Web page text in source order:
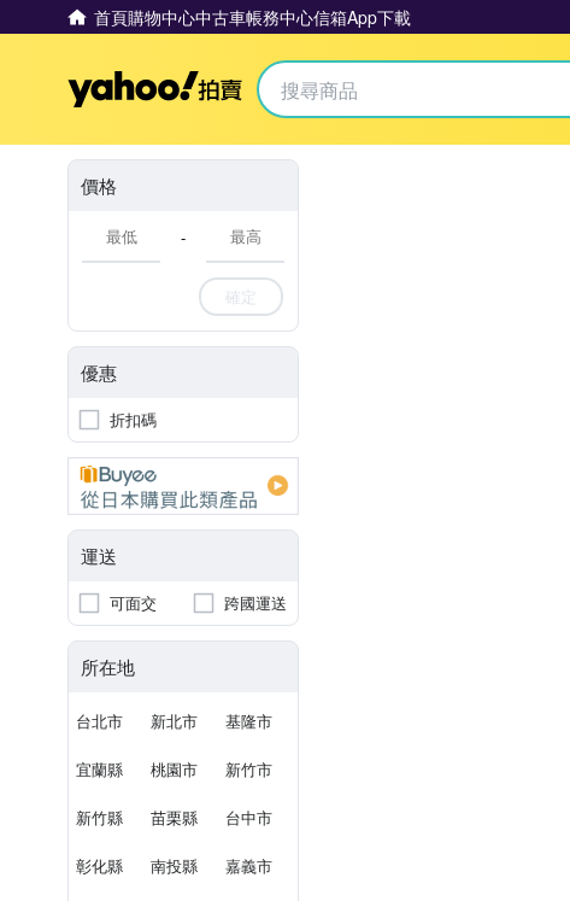
首頁購物中心中古車帳務中心信箱App下載
Yahoo拍賣
價格
-
確定
優惠
折扣碼
運送
可面交 跨國運送
所在地
台北市 新北市 基隆市
宜蘭縣 桃園市 新竹市
新竹縣 苗栗縣 台中市
彰化縣 南投縣 嘉義市